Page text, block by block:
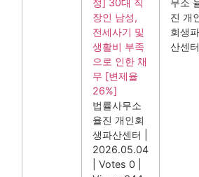
정] 30대 직
장인 남성,
전세사기 및
생활비 부족
으로 인한 채
무 [변제율
26%]
법률사무소
율진 개인회
생파산센터
2026.05.04
Votes 0
무소
진 개
회생파
산센터